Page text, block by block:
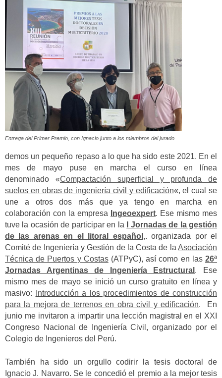
Entrega del Primer Premio, con Ignacio junto a los miembros del jurado
demos un pequeño repaso a lo que ha sido este 2021. En el
mes de mayo puse en marcha el curso en línea
denominado «Compactación superficial y profunda de
suelos en obras de ingeniería civil y edificación«, el cual se
une a otros dos más que ya tengo en marcha en
colaboración con la empresa
Ingeoexpert. Ese mismo mes
tuve la ocasión de participar en la
I Jornadas de la gestión
de las arenas en el litoral español ,. organizada por el
Comité de Ingeniería y Gestión de la Costa de la Asociación
Técnica de Puertos y Costas(ATPyC), así como en las26ª
Jornadas Argentinas de Ingeniería Estructural . Ese
mismo mes de mayo se inició un curso gratuito en línea y
masivo:
Introducción a los procedimientos de construcción
para la mejora de terrenos en obra civil y edificación. En
junio me invitaron a impartir una lección magistral en el XXI
Congreso Nacional de Ingeniería Civil, organizado por el
Colegio de Ingenieros del Perú.
También ha sido un orgullo codirir la tesis doctoral de
Ignacio J. Navarro. Se le concedió el premio a la mejor tesis